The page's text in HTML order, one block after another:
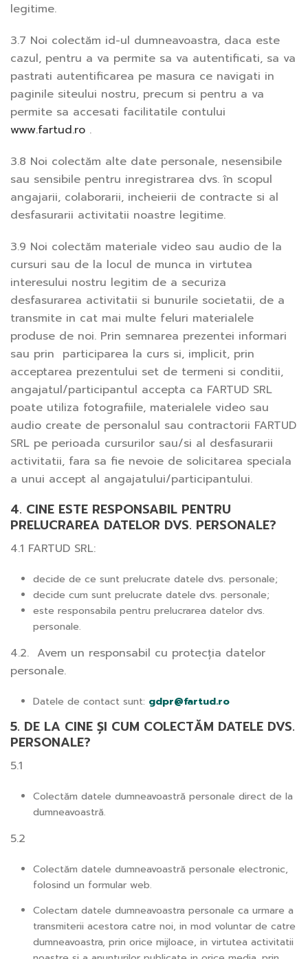
legitime.
3.7 Noi colectăm id-ul dumneavoastra, daca este
cazul, pentru a va permite sa va autentificati, sa va
pastrati autentificarea pe masura ce navigati in
paginile siteului nostru, precum si pentru a va
permite sa accesati facilitatile contului
www.fartud.ro .
3.8 Noi colectăm alte date personale, nesensibile
sau sensibile pentru inregistrarea dvs. în scopul
angajarii, colaborarii, incheierii de contracte si al
desfasurarii activitatii noastre legitime.
3.9 Noi colectăm materiale video sau audio de la
cursuri sau de la locul de munca in virtutea
interesului nostru legitim de a securiza
desfasurarea activitatii si bunurile societatii, de a
transmite in cat mai multe feluri materialele
produse de noi. Prin semnarea prezentei informari
sau prin participarea la curs si, implicit, prin
acceptarea prezentului set de termeni si conditii,
angajatul/participantul accepta ca FARTUD SRL
poate utiliza fotografiile, materialele video sau
audio create de personalul sau contractorii FARTUD
SRL pe perioada cursurilor sau/si al desfasurarii
activitatii, fara sa fie nevoie de solicitarea speciala
a unui accept al angajatului/participantului.
4. CINE ESTE RESPONSABIL PENTRU
PRELUCRAREA DATELOR DVS. PERSONALE?
4.1 FARTUD SRL:
decide de ce sunt prelucrate datele dvs. personale;
decide cum sunt prelucrate datele dvs. personale;
este responsabila pentru prelucrarea datelor dvs.
personale.
4.2. Avem un responsabil cu protecția datelor
personale.
Datele de contact sunt: gdpr@fartud.ro
5. DE LA CINE ȘI CUM COLECTĂM DATELE DVS.
PERSONALE?
5.1
Colectăm datele dumneavoastră personale direct de la
dumneavoastră.
5.2
Colectăm datele dumneavoastră personale electronic,
folosind un formular web.
Colectam datele dumneavoastra personale ca urmare a
transmiterii acestora catre noi, in mod voluntar de catre
dumneavoastra, prin orice mijloace, in virtutea activitatii